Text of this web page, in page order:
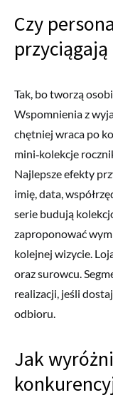
Czy
Tak, bo tworzą
Wspomnienia z
chętniej wraca po
mini‑kolekcje
Najlepsze efekty
imię, data,
serie budują
zaproponować
kolejnej wizycie.
oraz surowcu.
realizacji, jeśli
odbioru.
Jak